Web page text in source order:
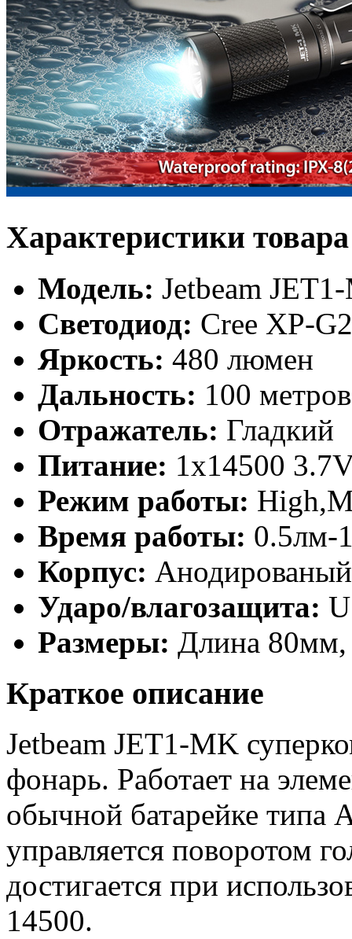
Характеристики товара
Модель: Jetbeam
Светодиод: Cree XP-G2
Яркость: 480 люмен
Дальность: 100 метров
Отражатель: Гладкий
Питание: 1x14500
Режим работы:
Время работы: 0.5лм-
Корпус:
Ударо/влагозащита:
Размеры: Длина 80мм,
Краткое описание
Jetbeam JET1-MK
фонарь. Работает на
обычной батарейке
управляется поворотом
достигается при
14500.